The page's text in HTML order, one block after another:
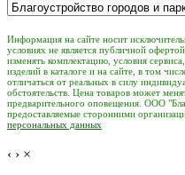
Информация на сайте носит
условиях не является публичной
изменять комплектацию, условия
изделий в каталоге и на сайте, в том
отличаться от реальных в силу
обстоятельств. Цена товаров может
предварительного оповещения. ООО
предоставляемые сторонними
персональных данных
‹ › ×